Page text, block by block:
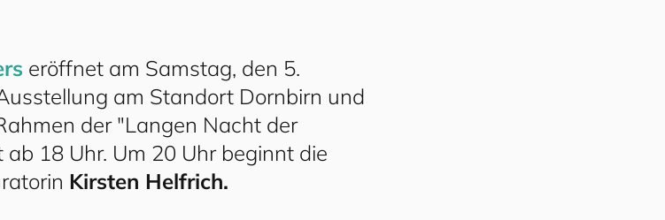
eröffnet am Samstag, den 5.
am Standort Dornbirn und
der "Langen Nacht der
ab 18 Uhr. Um 20 Uhr beginnt die
Kirsten Helfrich.